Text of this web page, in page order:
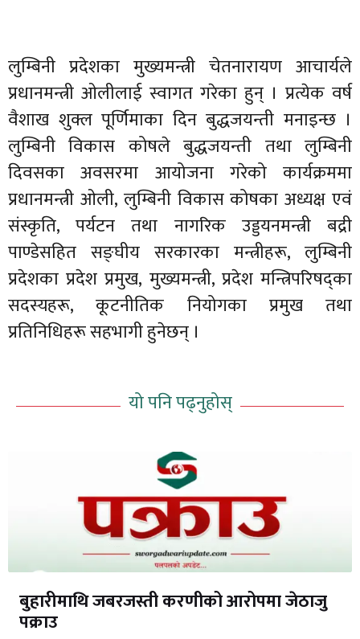
लुम्बिनी प्रदेशका मुख्यमन्त्री चेतनारायण आचार्यले
प्रधानमन्त्री ओलीलाई स्वागत गरेका हुन् । प्रत्येक वर्ष
वैशाख शुक्ल पूर्णिमाका दिन बुद्धजयन्ती मनाइन्छ ।
लुम्बिनी विकास कोषले बुद्धजयन्ती तथा लुम्बिनी
दिवसका अवसरमा आयोजना गरेको कार्यक्रममा
प्रधानमन्त्री ओली, लुम्बिनी विकास कोषका अध्यक्ष एवं
संस्कृति, पर्यटन तथा नागरिक उड्डयनमन्त्री बद्री
पाण्डेसहित सङ्घीय सरकारका मन्त्रीहरू, लुम्बिनी
प्रदेशका प्रदेश प्रमुख, मुख्यमन्त्री, प्रदेश मन्त्रिपरिषद्का
सदस्यहरू, कूटनीतिक नियोगका प्रमुख तथा
प्रतिनिधिहरू सहभागी हुनेछन् ।
यो पनि पढ्नुहोस्
बुहारीमाथि जबरजस्ती करणीको आरोपमा जेठाजु
पक्राउ